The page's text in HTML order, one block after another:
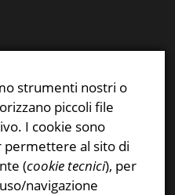
strumenti nostri o
piccoli file
I cookie sono
al sito di
(cookie tecnici), per
navigazione